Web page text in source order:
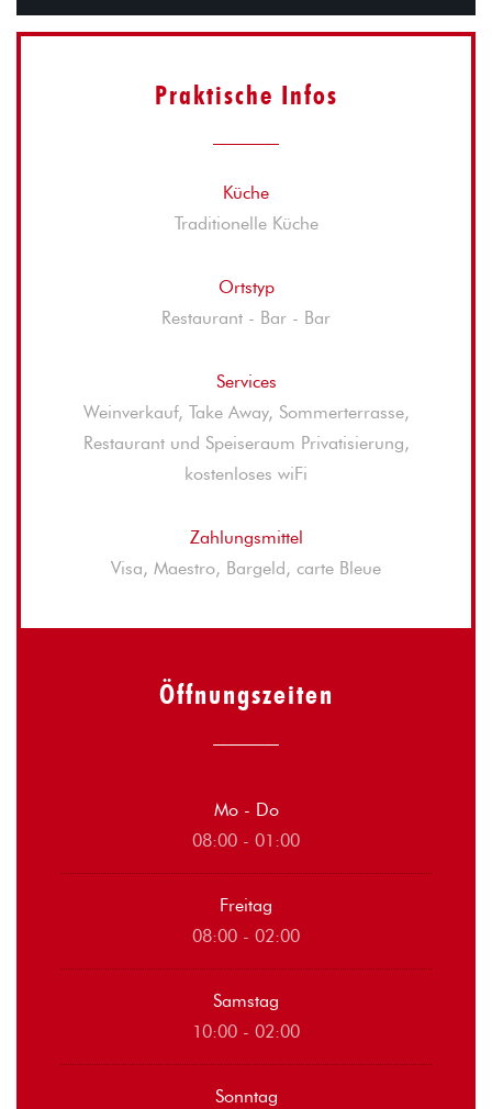
Praktische Infos
Küche
Traditionelle Küche
Ortstyp
Restaurant - Bar - Bar
Services
Weinverkauf, Take Away, Sommerterrasse,
Restaurant und Speiseraum Privatisierung,
kostenloses wiFi
Zahlungsmittel
Visa, Maestro, Bargeld, carte Bleue
Öffnungszeiten
Mo- Do
08:00 - 01:00
Freitag
08:00 - 02:00
Samstag
10:00 - 02:00
Sonntag